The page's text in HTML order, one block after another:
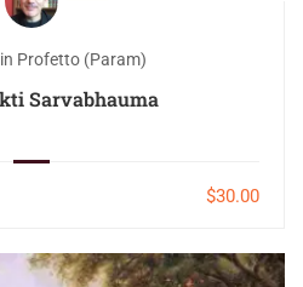
Profetto (Param)
Sarvabhauma
$30.00